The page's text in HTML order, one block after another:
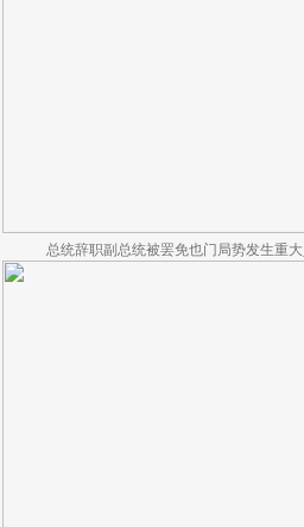
总统辞职副总统被罢免也门局势发生重